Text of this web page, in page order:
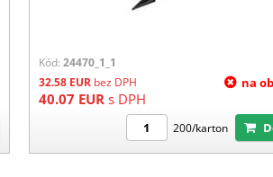
Kód:24470_1_1
32.58 EUR bez DPH
40.07 EUR s DPH
na
200/karton